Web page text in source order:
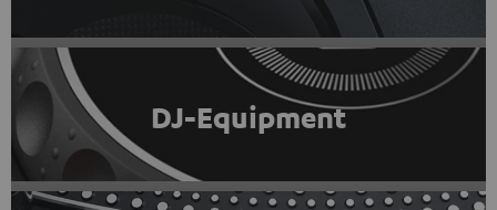
DJ-Equipment